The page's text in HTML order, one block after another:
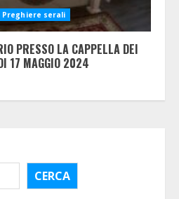
Preghiere serali
PRESSO LA CAPPELLA DEI
17 MAGGIO 2024
CERCA